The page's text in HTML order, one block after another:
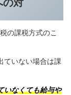
の対
の課税方式のこ
ていない場合は課
いなくても給与や